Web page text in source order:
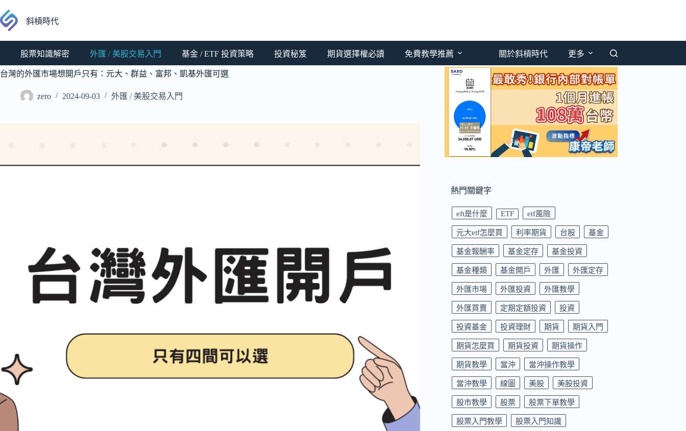
至
要
容
斜槓時代
股票知識解密 外匯 / 美股交易入門 基金 / ETF 投資策略 投資秘笈 期貨選擇權必讀 免費教學推薦 關於斜槓時代 更多
台灣的外匯市場想開戶只有：元大、群益、富邦、凱基外匯可選
zero 2024-09-03 外匯 / 美股交易入門
熱門關鍵字
eft是什麼 ETF etf風險
元大etf怎麼買 利率期貨 台股 基金
基金報酬率 基金定存 基金投資
基金種類 基金開戶 外匯 外匯定存
外匯市場 外匯投資 外匯教學
外匯買賣 定期定額投資 投資
投資基金 投資理財 期貨 期貨入門
期貨怎麼買 期貨投資 期貨操作
期貨教學 當沖 當沖操作教學
當沖教學 線圖 美股 美股投資
股市教學 股票 股票下單教學
股票入門教學 股票入門知識